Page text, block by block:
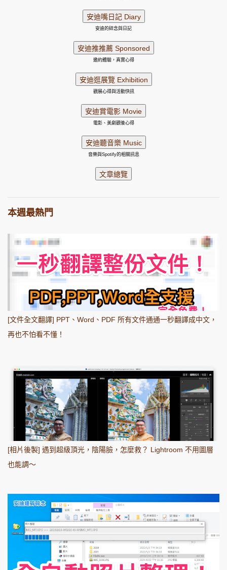
安迪的碎念與日記
邀約體驗，真實心得
觀展心得與活動快訊
電影、美劇觀後心得
音樂與Spotify的相關訊息
本週最熱門
[文件全文翻譯] PPT、Word、PDF 所有文件通通一秒翻譯成中文，
再也不怕看不懂！
[相片後製] 遇到超級頂光，陰陽臉，怎麼救？ Lightroom 不用圖層
也能調～